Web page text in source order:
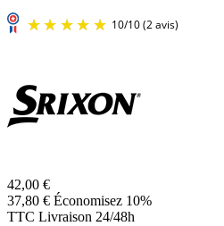
42,00 €
37,80 € Économisez 10%
TTC Livraison 24/48h